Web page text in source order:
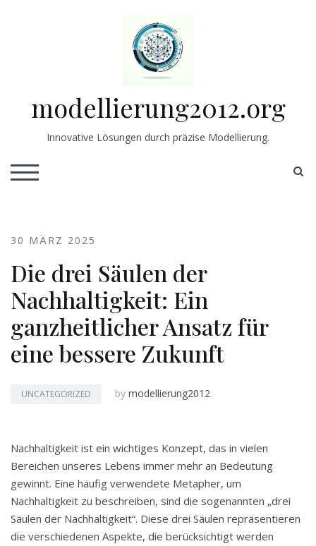
modellierung2012.org
Innovative Lösungen durch präzise Modellierung.
TOGGLE MOBILE MENU
30 MÄRZ 2025
Die drei Säulen der
Nachhaltigkeit: Ein
ganzheitlicher Ansatz für
eine bessere Zukunft
UNCATEGORIZED by modellierung2012
Nachhaltigkeit ist ein wichtiges Konzept, das in vielen
Bereichen unseres Lebens immer mehr an Bedeutung
gewinnt. Eine häufig verwendete Metapher, um
Nachhaltigkeit zu beschreiben, sind die sogenannten „drei
Säulen der Nachhaltigkeit“. Diese drei Säulen repräsentieren
die verschiedenen Aspekte, die berücksichtigt werden